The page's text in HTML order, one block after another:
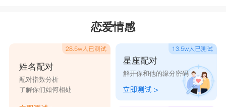
恋爱情感
姓名配对
配对指数分析
了解你们如何相处
星座配对
解开你和他的缘分密码